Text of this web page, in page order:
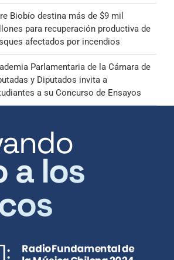
Biobío destina más de $9 mil
para recuperación productiva de
afectados por incendios
Parlamentaria de la Cámara de
y Diputados invita a
a su Concurso de Ensayos
a los